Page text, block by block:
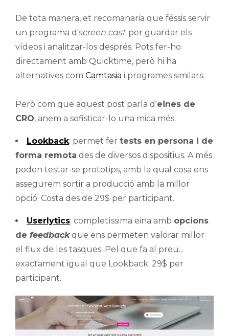
De tota manera, et recomanaria que féssis servir
un programa d'screen cast per guardar els
vídeos i analitzar-los després. Pots fer-ho
directament amb Quicktime, però hi ha
alternatives com Camtasia i programes similars.
Però com que aquest post parla d'eines de
CRO, anem a sofisticar-lo una mica més:
Lookback: permet fer tests en persona i de
forma remota des de diversos dispositius. A més
poden testar-se prototips, amb la qual cosa ens
assegurem sortir a producció amb la millor
opció. Costa des de 29$ per participant.
Userlytics: completíssima eina amb opcions
de feedbackque ens permeten valorar millor
el flux de les tasques. Pel que fa al preu...
exactament igual que Lookback: 29$ per
participant.